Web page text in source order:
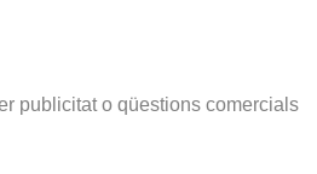
publicitat o qüestions comercials